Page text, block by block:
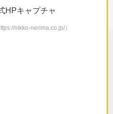
nikko-nerima.co.jp/）